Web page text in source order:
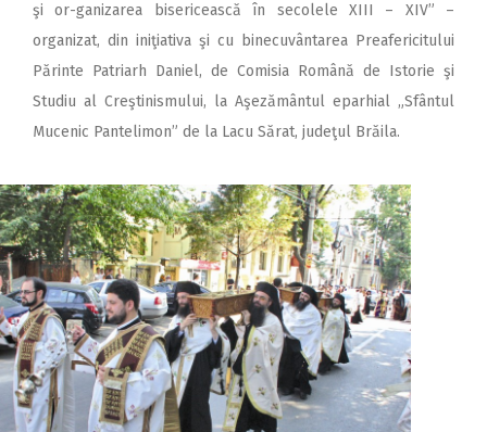
şi or-ganizarea bisericească în secolele XIII – XIV” –
organizat, din iniţiativa şi cu binecuvântarea Preafericitului
Părinte Patriarh Daniel, de Comisia Română de Istorie şi
Studiu al Creştinismului, la Aşezământul eparhial „Sfântul
Mucenic Pantelimon” de la Lacu Sărat, judeţul Brăila.